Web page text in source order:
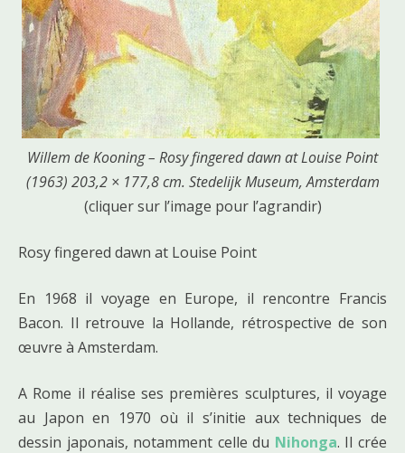
Willem de Kooning – Rosy fingered dawn at Louise Point
(1963) 203,2 × 177,8 cm. Stedelijk Museum, Amsterdam
(cliquer sur l’image pour l’agrandir)
Rosy fingered dawn at Louise Point
En 1968 il voyage en Europe, il rencontre Francis
Bacon. Il retrouve la Hollande, rétrospective de son
œuvre à Amsterdam.
A Rome il réalise ses premières sculptures, il voyage
au Japon en 1970 où il s’initie aux techniques de
dessin japonais, notamment celle du Nihonga. Il crée